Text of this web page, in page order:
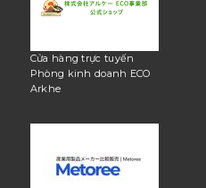
Cửa hàng trực tuyến
Phòng kinh doanh ECO
Arkhe